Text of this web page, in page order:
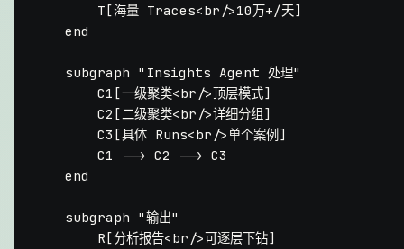
        T[海量 Traces<br/>10万+/天]
    end
    subgraph "Insights Agent 处理"
        C1[一级聚类<br/>顶层模式]
        C2[二级聚类<br/>详细分组]
        C3[具体 Runs<br/>单个案例]
        C1 --> C2 --> C3
    end
    subgraph "输出"
        R[分析报告<br/>可逐层下钻]